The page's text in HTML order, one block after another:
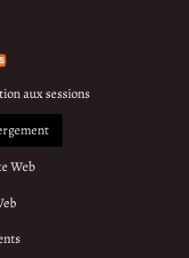
aux sessions
Web